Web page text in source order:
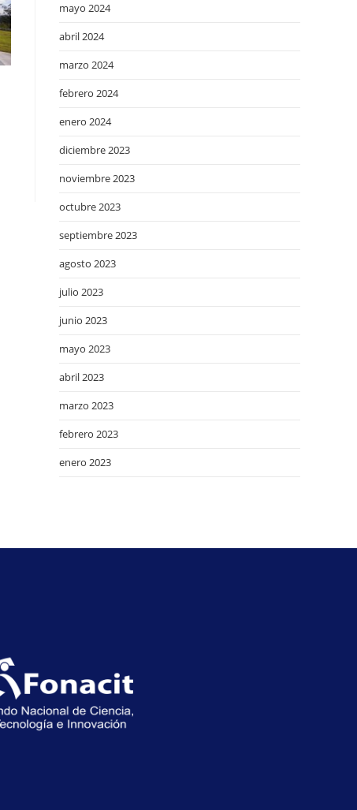
mayo 2024
abril 2024
marzo 2024
febrero 2024
enero 2024
diciembre 2023
noviembre 2023
octubre 2023
septiembre 2023
agosto 2023
julio 2023
junio 2023
mayo 2023
abril 2023
marzo 2023
febrero 2023
enero 2023